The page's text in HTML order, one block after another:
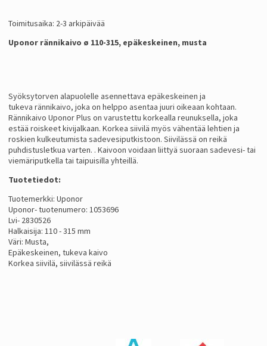
Toimitusaika: 2-3 arkipäivää
Uponor rännikaivo ø 110-315, epäkeskeinen, musta
Syöksytorven alapuolelle asennettava epäkeskeinen ja
tukeva rännikaivo, joka on helppo asentaa juuri oikeaan kohtaan.
Rännikaivo Uponor Plus on varustettu korkealla reunuksella, joka
estää roiskeet kivijalkaan. Korkea siivilä myös vähentää lehtien ja
roskien kulkeutumista sadevesiputkistoon. Siivilässä on reikä
puhdistusletkua varten. . Kaivoon voidaan liittyä suoraan sadevesi- tai
viemäriputkella tai taipuisilla yhteillä.
Tuotetiedot:
Tuotemerkki: Uponor
Uponor- tuotenumero: 1053696
Lvi- 2830526
Halkaisija: 110 - 315 mm
Väri: Musta,
Epäkeskeinen, tukeva kaivo
Korkea siivilä, siivilässä reikä